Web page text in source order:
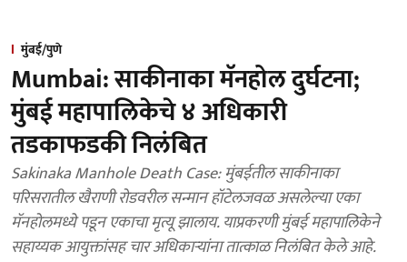
मुंबई/पुणे
Mumbai: साकीनाका मॅनहोल दुर्घटना;
मुंबई महापालिकेचे ४ अधिकारी
तडकाफडकी निलंबित
Sakinaka Manhole Death Case: मुंबईतील साकीनाका
परिसरातील खैराणी रोडवरील सन्मान हॉटेलजवळ असलेल्या एका
मॅनहोलमध्ये पडून एकाचा मृत्यू झालाय. याप्रकरणी मुंबई महापालिकेने
सहाय्यक आयुक्तांसह चार अधिकाऱ्यांना तात्काळ निलंबित केले आहे.